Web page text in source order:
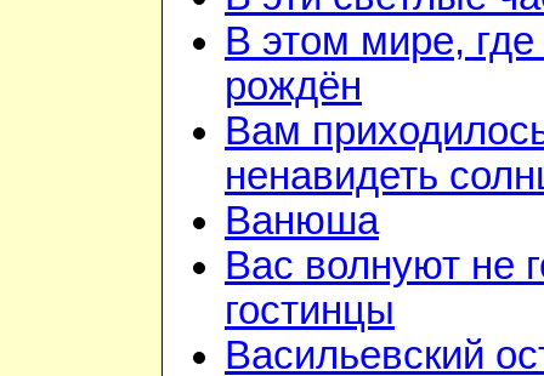
В этом мире,
рождён
Вам
ненавидеть
Ванюша
Вас волнуют не
гостинцы
Васильевский